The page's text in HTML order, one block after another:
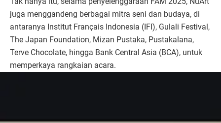
juga menggandeng berbagai mitra seni dan budaya, di
antaranya Institut Français Indonesia (IFI), Gulali Festival,
The Japan Foundation, Mizan Pustaka, Pustakalana,
Terve Chocolate, hingga Bank Central Asia (BCA), untuk
memperkaya rangkaian acara.